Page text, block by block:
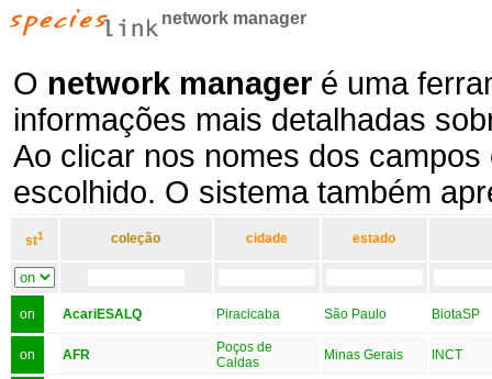
network manager
O network manager é uma
informações mais detalhadas
Ao clicar nos nomes dos
escolhido. O sistema também
st1 coleção cidade estado
on AcariESALQ Piracicaba São Paulo BiotaSP
on AFR
Poços de
Caldas
Minas Gerais INCT